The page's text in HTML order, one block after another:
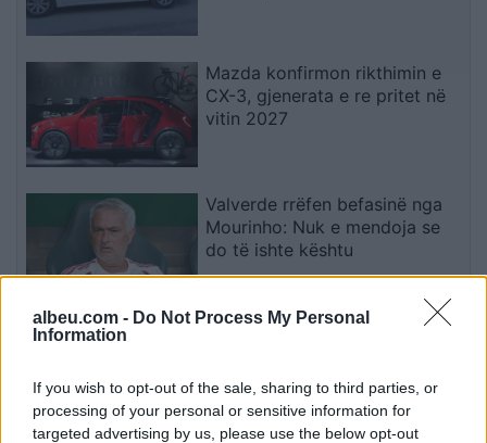
albeu.com - Do Not Process My Personal
Information
If you wish to opt-out of the sale, sharing to third parties, or
processing of your personal or sensitive information for
targeted advertising by us, please use the below opt-out
Mazda konfirmon rikthimin e
CX-3, gjenerata e re pritet në
vitin 2027
Valverde rrëfen befasinë nga
Mourinho: Nuk e mendoja se
do të ishte kështu
dhe flakët u përhapën drejt
malit